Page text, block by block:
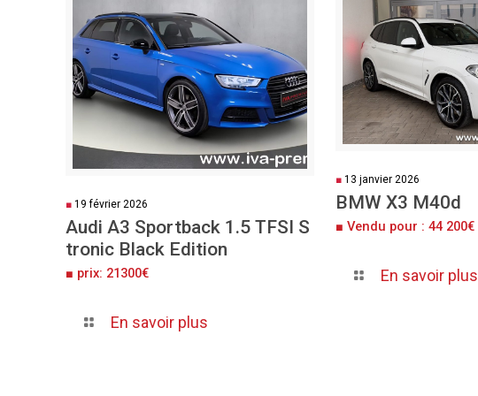
■19 février 2026
Audi A3 Sportback 1.5 TFSI S
tronic Black Edition
■ prix: 21300€
En savoir plus
■13 janvier 2026
BMW X3 M40d
■ Vendu pour : 44 200€
En savoir plus